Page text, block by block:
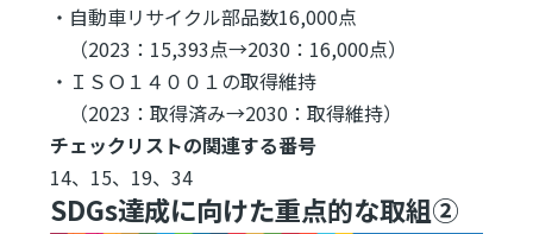
・自動車リサイクル部品数16,000点
（2023：15,393点→2030：16,000点）
・ＩＳＯ１４００１の取得維持
（2023：取得済み→2030：取得維持）
チェックリストの関連する番号
14、15、19、34
SDGs達成に向けた重点的な取組②